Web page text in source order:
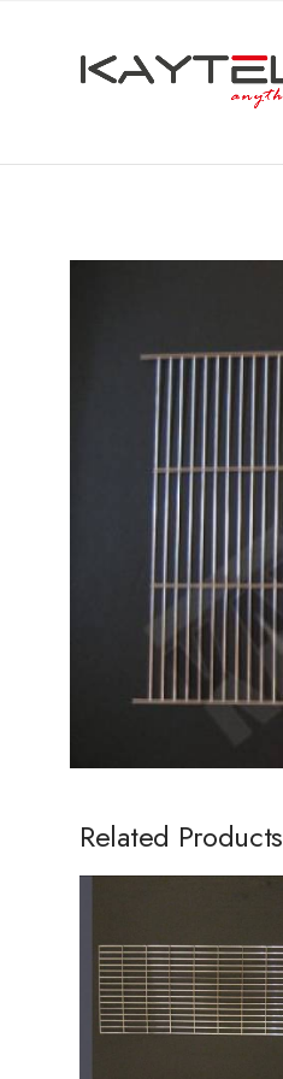
Related Products